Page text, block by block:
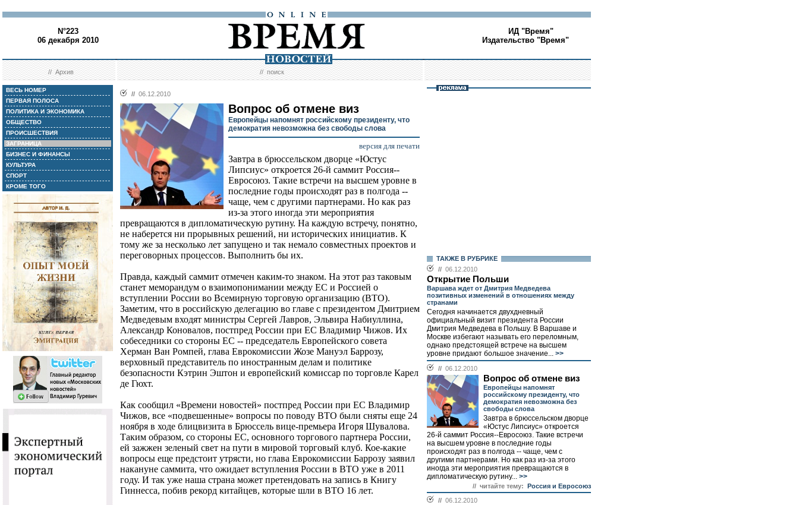
N°223
06 декабря 2010
ИД "Время"
Издательство "Время"
//Архив //поиск
ВЕСЬ НОМЕР
ПЕРВАЯ ПОЛОСА
ПОЛИТИКА И ЭКОНОМИКА
ОБЩЕСТВО
ПРОИСШЕСТВИЯ
ЗАГРАНИЦА
БИЗНЕС И ФИНАНСЫ
КУЛЬТУРА
СПОРТ
КРОМЕ ТОГО
// 06.12.2010
Вопрос об отмене виз
Европейцы напомнят российскому президенту, что
демократия невозможна без свободы слова
версия для печати
Завтра в брюссельском дворце «Юстус
Липсиус» откроется 26-й саммит Россия--
Евросоюз. Такие встречи на высшем уровне в
последние годы происходят раз в полгода --
чаще, чем с другими партнерами. Но как раз
из-за этого иногда эти мероприятия
превращаются в дипломатическую рутину. На каждую встречу, понятно,
не наберется ни прорывных решений, ни исторических инициатив. К
тому же за несколько лет запущено и так немало совместных проектов и
переговорных процессов. Выполнить бы их.
Правда, каждый саммит отмечен каким-то знаком. На этот раз таковым
станет меморандум о взаимопонимании между ЕС и Россией о
вступлении России во Всемирную торговую организацию (ВТО).
Заметим, что в российскую делегацию во главе с президентом Дмитрием
Медведевым входят министры Сергей Лавров, Эльвира Набиуллина,
Александр Коновалов, постпред России при ЕС Владимир Чижов. Их
собеседники со стороны ЕС -- председатель Европейского совета
Херман Ван Ромпей, глава Еврокомиссии Жозе Мануэл Баррозу,
верховный представитель по иностранным делам и политике
безопасности Кэтрин Эштон и европейский комиссар по торговле Карел
де Гюхт.
Как сообщил «Времени новостей» постпред России при ЕС Владимир
Чижов, все «подвешенные» вопросы по поводу ВТО были сняты еще 24
ноября в ходе блицвизита в Брюссель вице-премьера Игоря Шувалова.
Таким образом, со стороны ЕС, основного торгового партнера России,
ей зажжен зеленый свет на пути в мировой торговый клуб. Кое-какие
вопросы еще предстоит утрясти, но глава Еврокомиссии Баррозу заявил
накануне саммита, что ожидает вступления России в ВТО уже в 2011
году. И так уже наша страна может претендовать на запись в Книгу
Гиннесса, побив рекорд китайцев, которые шли в ВТО 16 лет.
ТАКЖЕ В РУБРИКЕ
// 06.12.2010
Открытие Польши
Варшава ждет от Дмитрия Медведева
позитивных изменений в отношениях между
странами
Сегодня начинается двухдневный
официальный визит президента России
Дмитрия Медведева в Польшу. В Варшаве и
Москве избегают называть его переломным,
однако предстоящей встрече на высшем
уровне придают большое значение... >>
// 06.12.2010
Вопрос об отмене виз
Европейцы напомнят
российскому президенту, что
демократия невозможна без
свободы слова
Завтра в брюссельском дворце
«Юстус Липсиус» откроется
26-й саммит Россия--Евросоюз. Такие встречи
на высшем уровне в последние годы
происходят раз в полгода -- чаще, чем с
другими партнерами. Но как раз из-за этого
иногда эти мероприятия превращаются в
дипломатическую рутину... >>
// читайте тему: Россия и Евросоюз
// 06.12.2010